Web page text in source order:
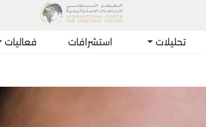
تحليلات استشرافات فعاليات